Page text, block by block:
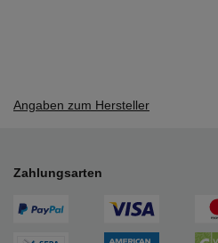
Angaben zum Hersteller
Zahlungsarten